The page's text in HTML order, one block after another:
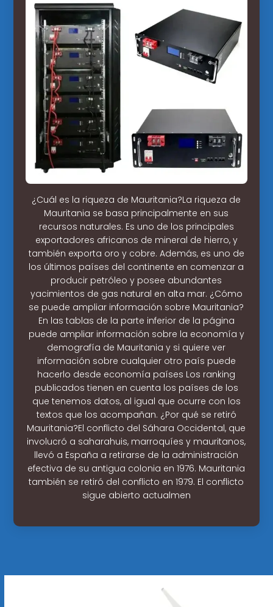
¿Cuál es la riqueza de Mauritania?La riqueza de
Mauritania se basa principalmente en sus
recursos naturales. Es uno de los principales
exportadores africanos de mineral de hierro, y
también exporta oro y cobre. Además, es uno de
los últimos países del continente en comenzar a
producir petróleo y posee abundantes
yacimientos de gas natural en alta mar. ¿Cómo
se puede ampliar información sobre Mauritania?
En las tablas de la parte inferior de la página
puede ampliar información sobre la economía y
demografía de Mauritania y si quiere ver
información sobre cualquier otro país puede
hacerlo desde economía países Los ranking
publicados tienen en cuenta los países de los
que tenemos datos, al igual que ocurre con los
textos que los acompañan. ¿Por qué se retiró
Mauritania?El conflicto del Sáhara Occidental, que
involucró a saharahuis, marroquíes y mauritanos,
llevó a España a retirarse de la administración
efectiva de su antigua colonia en 1976. Mauritania
también se retiró del conflicto en 1979. El conflicto
sigue abierto actualmen